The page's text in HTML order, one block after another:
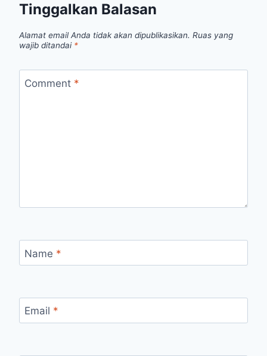
Tinggalkan Balasan
Alamat email Anda tidak akan dipublikasikan. Ruas yang
wajib ditandai *
Comment *
Name *
Email *